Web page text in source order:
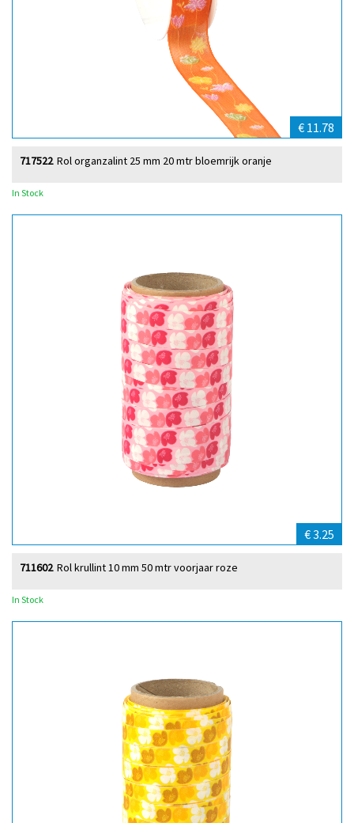
€ 11.78
Rol organzalint 25 mm 20 mtr bloemrijk oranje
717522
In Stock
€ 3.25
Rol krullint 10 mm 50 mtr voorjaar roze
711602
In Stock